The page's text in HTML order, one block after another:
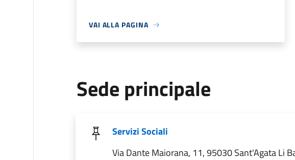
VAI ALLA PAGINA
Sede principale
Servizi Sociali
Via Dante Maiorana, 11, 95030 Sant'Agata Li